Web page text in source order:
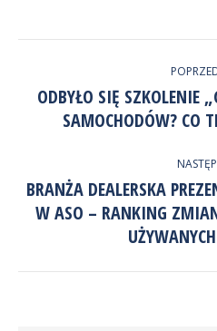
WPISÓW
ODBYŁO SIĘ SZKOLENIE
SAMOCHODÓW? CO
BRANŻA DEALERSKA
W ASO – RANKING